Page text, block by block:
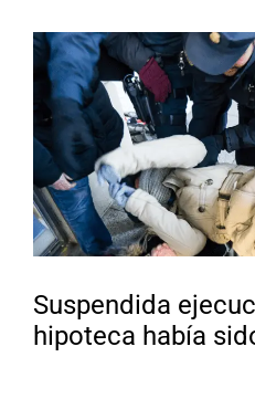
Suspendida
hipoteca había